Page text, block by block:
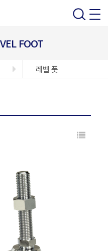
FOOT
레벨 풋